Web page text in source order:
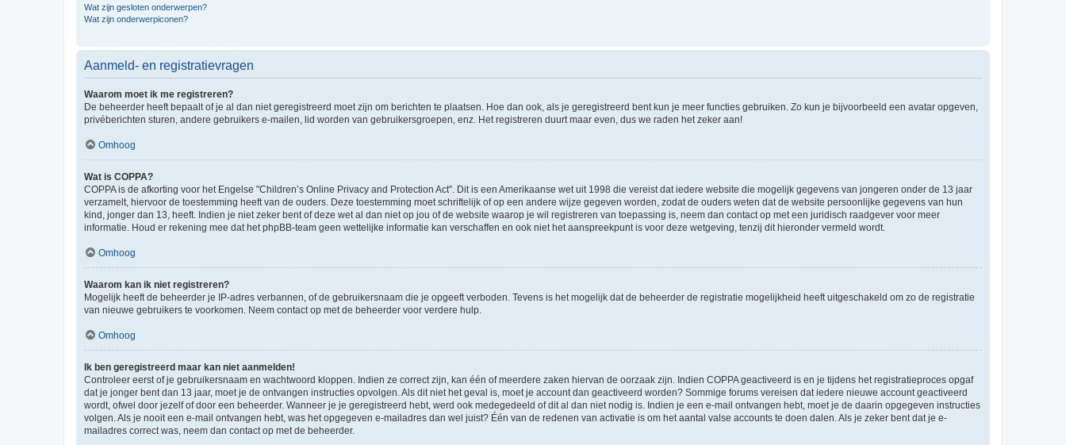
Wat zijn gesloten onderwerpen?
Wat zijn onderwerpiconen?
Aanmeld- en registratievragen
Waarom moet ik me registreren?
De beheerder heeft bepaalt of je al dan niet geregistreerd moet zijn om berichten te plaatsen. Hoe dan ook, als je geregistreerd bent kun je meer functies gebruiken. Zo kun je bijvoorbeeld een avatar opgeven,
privéberichten sturen, andere gebruikers e-mailen, lid worden van gebruikersgroepen, enz. Het registreren duurt maar even, dus we raden het zeker aan!
Omhoog
Wat is COPPA?
COPPA is de afkorting voor het Engelse "Children’s Online Privacy and Protection Act". Dit is een Amerikaanse wet uit 1998 die vereist dat iedere website die mogelijk gegevens van jongeren onder de 13 jaar
verzamelt, hiervoor de toestemming heeft van de ouders. Deze toestemming moet schriftelijk of op een andere wijze gegeven worden, zodat de ouders weten dat de website persoonlijke gegevens van hun
kind, jonger dan 13, heeft. Indien je niet zeker bent of deze wet al dan niet op jou of de website waarop je wil registreren van toepassing is, neem dan contact op met een juridisch raadgever voor meer
informatie. Houd er rekening mee dat het phpBB-team geen wettelijke informatie kan verschaffen en ook niet het aanspreekpunt is voor deze wetgeving, tenzij dit hieronder vermeld wordt.
Omhoog
Waarom kan ik niet registreren?
Mogelijk heeft de beheerder je IP-adres verbannen, of de gebruikersnaam die je opgeeft verboden. Tevens is het mogelijk dat de beheerder de registratie mogelijkheid heeft uitgeschakeld om zo de registratie
van nieuwe gebruikers te voorkomen. Neem contact op met de beheerder voor verdere hulp.
Omhoog
Ik ben geregistreerd maar kan niet aanmelden!
Controleer eerst of je gebruikersnaam en wachtwoord kloppen. Indien ze correct zijn, kan één of meerdere zaken hiervan de oorzaak zijn. Indien COPPA geactiveerd is en je tijdens het registratieproces opgaf
dat je jonger bent dan 13 jaar, moet je de ontvangen instructies opvolgen. Als dit niet het geval is, moet je account dan geactiveerd worden? Sommige forums vereisen dat iedere nieuwe account geactiveerd
wordt, ofwel door jezelf of door een beheerder. Wanneer je je geregistreerd hebt, werd ook medegedeeld of dit al dan niet nodig is. Indien je een e-mail ontvangen hebt, moet je de daarin opgegeven instructies
volgen. Als je nooit een e-mail ontvangen hebt, was het opgegeven e-mailadres dan wel juist? Één van de redenen van activatie is om het aantal valse accounts te doen dalen. Als je zeker bent dat je e-
mailadres correct was, neem dan contact op met de beheerder.